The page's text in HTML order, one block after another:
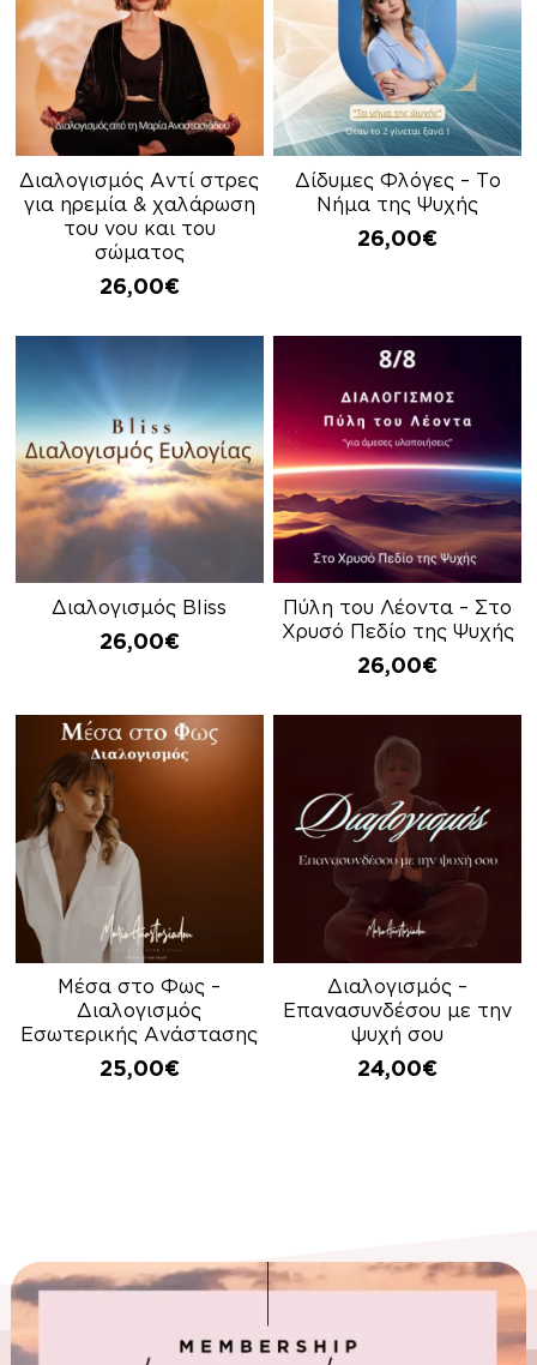
Διαλογισμός Αντί στρες
για ηρεμία & χαλάρωση
τoυ νου και του
σώματος
26,00€
Δίδυμες Φλόγες – Το
Νήμα της Ψυχής
26,00€
Διαλογισμός Bliss
26,00€
Πύλη του Λέοντα – Στο
Χρυσό Πεδίο της Ψυχής
26,00€
Μέσα στο Φως –
Διαλογισμός
Εσωτερικής Ανάστασης
25,00€
Διαλογισμός –
Επανασυνδέσου με την
ψυχή σου
24,00€